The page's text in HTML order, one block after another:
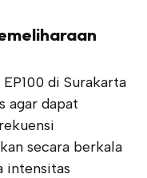
di Surakarta
agar dapat
secara berkala
intensitas